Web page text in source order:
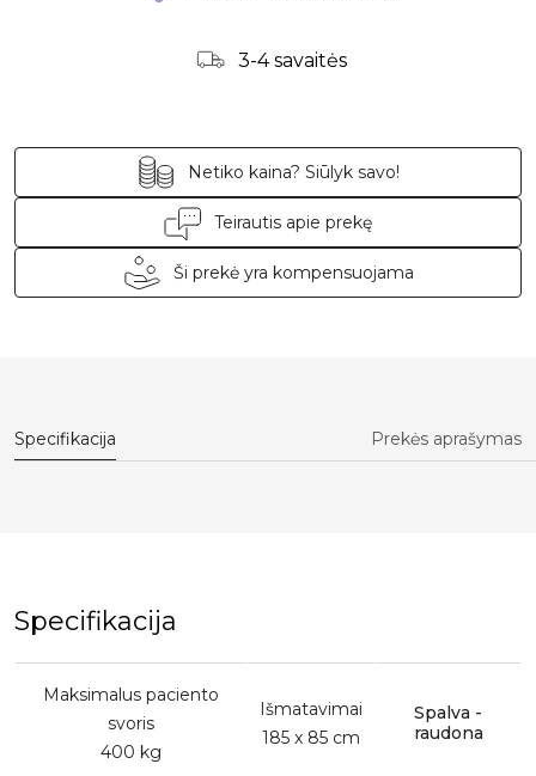
3-4 savaitės
Netiko kaina? Siūlyk savo!
Teirautis apie prekę
Ši prekė yra kompensuojama
Specifikacija Prekės aprašymas
Specifikacija
Maksimalus paciento
svoris
400 kg
Išmatavimai
185 x 85 cm
Spalva -
raudona